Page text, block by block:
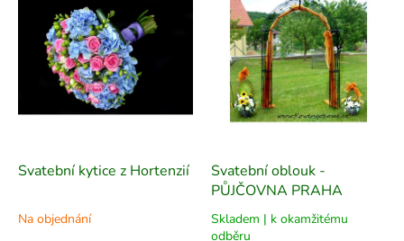
Svatební kytice z Hortenzií
Na objednání
Svatební oblouk -
PŮJČOVNA PRAHA
Skladem | k okamžitému
odběru